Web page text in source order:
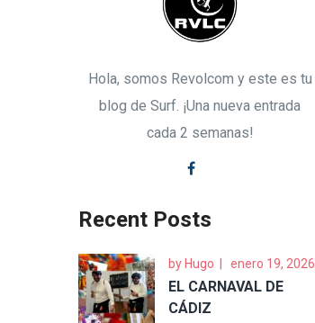
Hola, somos Revolcom y este es tu
blog de Surf. ¡Una nueva entrada
cada 2 semanas!
Recent Posts
by Hugo enero 19, 2026
EL CARNAVAL DE
CÁDIZ